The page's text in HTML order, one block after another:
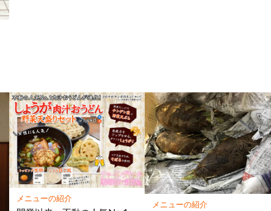
メニューの紹介
メニューの紹介